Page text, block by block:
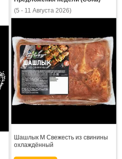
(5 - 11 Августа 2026)
Шашлык М Свежесть из свинины
охлаждённый